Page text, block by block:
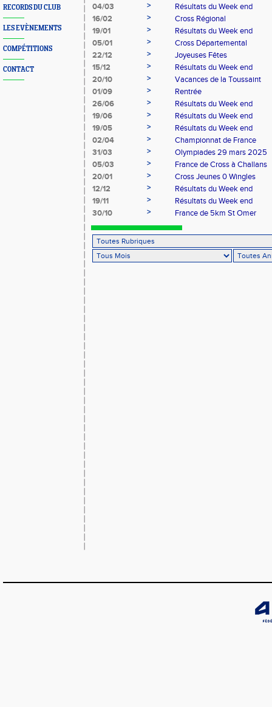
RECORDS DU CLUB
LES EVÈNEMENTS
COMPÉTITIONS
CONTACT
04/03
>
Résultats du Week end
16/02
>
Cross Régional
19/01
>
Résultats du Week end
05/01
>
Cross Départemental
22/12
>
Joyeuses Fêtes
15/12
>
Résultats du Week end
20/10
>
Vacances de la Toussaint
01/09
>
Rentrée
26/06
>
Résultats du Week end
19/06
>
Résultats du Week end
19/05
>
Résultats du Week end
02/04
>
Championnat de France
31/03
>
Olympiades 29 mars 2025
05/03
>
France de Cross à Challans
20/01
>
Cross Jeunes 0 Wingles
12/12
>
Résultats du Week end
19/11
>
Résultats du Week end
30/10
> France de 5km St Omer